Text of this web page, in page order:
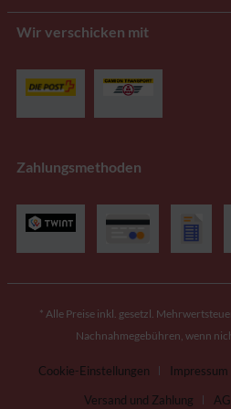
Wir verschicken mit
Zahlungsmethoden
* Alle Preise inkl. gesetzl.
Nachnahmegebühren, wenn
Cookie-Einstellungen Impressum
Versand und Zahlung